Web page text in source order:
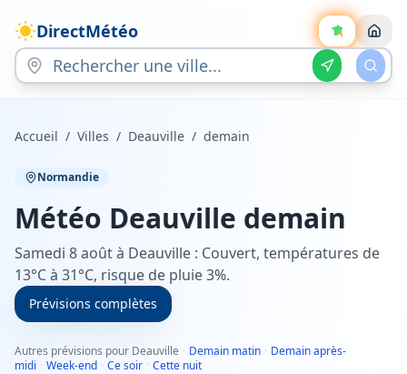
DirectMétéo
Accueil / Villes / Deauville / demain
Normandie
Météo Deauville demain
Samedi 8 août à Deauville : Couvert, températures de
13°C à 31°C, risque de pluie 3%.
Prévisions complètes
Autres prévisions pour Deauville · Demain matin · Demain après-
midi · Week-end · Ce soir · Cette nuit